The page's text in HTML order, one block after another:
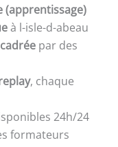
(apprentissage)
à l-isle-d-abeau
par des
, chaque
24h/24
formateurs